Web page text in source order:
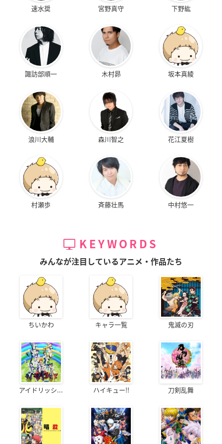
速水奨 宮野真守 下野紘
諏訪部順一 木村昴 坂本真綾
浪川大輔 森川智之 花江夏樹
村瀬歩 斉藤壮馬 中村悠一
KEYWORDS
みんなが注目しているアニメ・作品たち
ちいかわ キャラ一覧 鬼滅の刃
アイドリッシ... ハイキュー!! 刀剣乱舞